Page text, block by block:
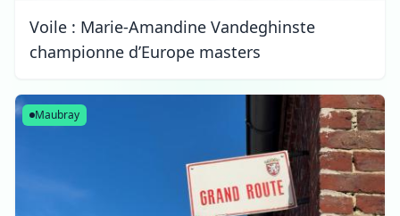
Voile : Marie-Amandine Vandeghinste
championne d’Europe masters
Maubray